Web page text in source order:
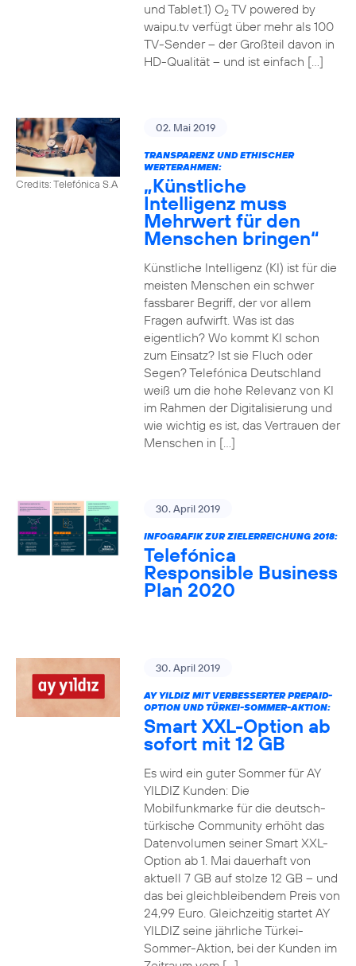
und Tablet.1) O2TV powered by
waipu.tv verfügt über mehr als 100
TV-Sender – der Großteil davon in
HD-Qualität – und ist einfach […]
Credits: Telefónica S.A
02. Mai 2019
TRANSPARENZ UND ETHISCHER
WERTERAHMEN:
„Künstliche
Intelligenz muss
Mehrwert für den
Menschen bringen“
Künstliche Intelligenz (KI) ist für die
meisten Menschen ein schwer
fassbarer Begriff, der vor allem
Fragen aufwirft. Was ist das
eigentlich? Wo kommt KI schon
zum Einsatz? Ist sie Fluch oder
Segen? Telefónica Deutschland
weiß um die hohe Relevanz von KI
im Rahmen der Digitalisierung und
wie wichtig es ist, das Vertrauen der
Menschen in […]
30. April 2019
INFOGRAFIK ZUR ZIELERREICHUNG 2018:
Telefónica
Responsible Business
Plan 2020
30. April 2019
AY YILDIZ MIT VERBESSERTER PREPAID-
OPTION UND TÜRKEI-SOMMER-AKTION:
Smart XXL-Option ab
sofort mit 12 GB
Es wird ein guter Sommer für AY
YILDIZ Kunden: Die
Mobilfunkmarke für die deutsch-
türkische Community erhöht das
Datenvolumen seiner Smart XXL-
Option ab 1. Mai dauerhaft von
aktuell 7 GB auf stolze 12 GB – und
das bei gleichbleibendem Preis von
24,99 Euro. Gleichzeitig startet AY
YILDIZ seine jährliche Türkei-
Sommer-Aktion, bei der Kunden im